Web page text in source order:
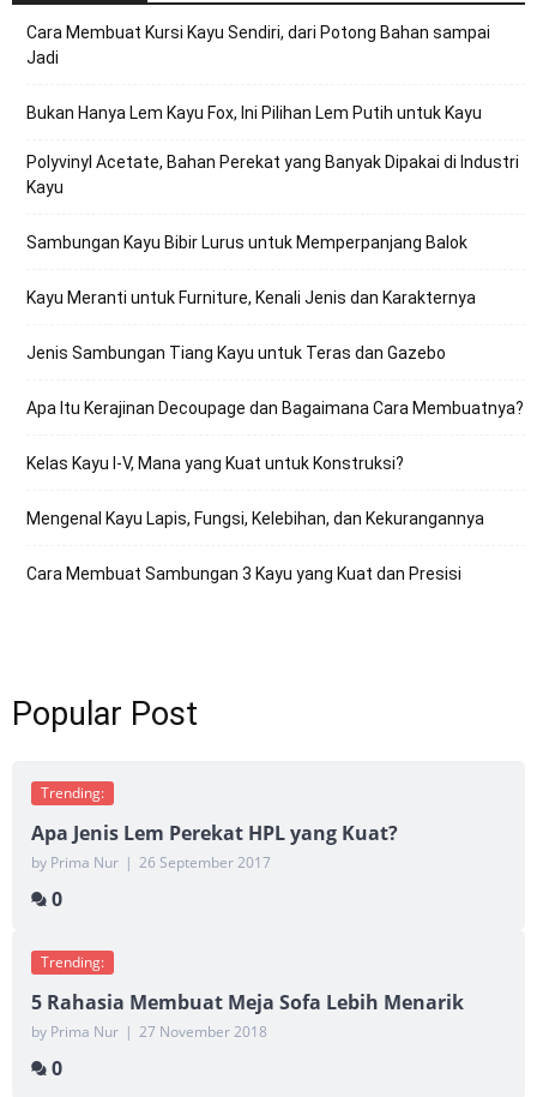
Cara Membuat Kursi Kayu Sendiri, dari Potong Bahan sampai
Jadi
Bukan Hanya Lem Kayu Fox, Ini Pilihan Lem Putih untuk Kayu
Polyvinyl Acetate, Bahan Perekat yang Banyak Dipakai di Industri
Kayu
Sambungan Kayu Bibir Lurus untuk Memperpanjang Balok
Kayu Meranti untuk Furniture, Kenali Jenis dan Karakternya
Jenis Sambungan Tiang Kayu untuk Teras dan Gazebo
Apa Itu Kerajinan Decoupage dan Bagaimana Cara Membuatnya?
Kelas Kayu I-V, Mana yang Kuat untuk Konstruksi?
Mengenal Kayu Lapis, Fungsi, Kelebihan, dan Kekurangannya
Cara Membuat Sambungan 3 Kayu yang Kuat dan Presisi
Popular Post
Trending:
Apa Jenis Lem Perekat HPL yang Kuat?
by Prima Nur | 26 September 2017
0
Trending:
5 Rahasia Membuat Meja Sofa Lebih Menarik
by Prima Nur | 27 November 2018
0